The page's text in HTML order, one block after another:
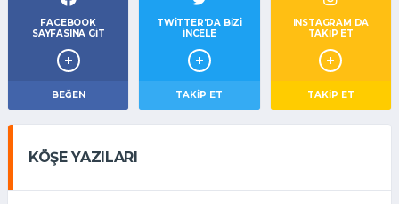
FACEBOOK
SAYFASINA GIT
BEĞEN
TWITTER'DA BIZI
İNCELE
TAKIP ET
INSTAGRAM DA
TAKİP ET
TAKİP ET
KÖŞE YAZILARI